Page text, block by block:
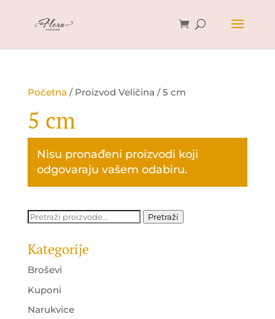
Početna / Proizvod Veličina / 5 cm
5 cm
Nisu pronađeni proizvodi koji
odgovaraju vašem odabiru.
Pretraži: Pretraži
Kategorije
Broševi
Kuponi
Narukvice